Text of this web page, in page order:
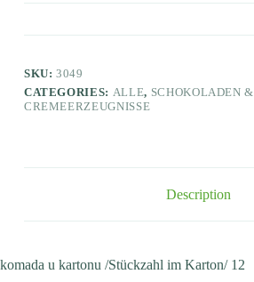
SKU:3049
CATEGORIES: ALLE, SCHOKOLADEN &
CREMEERZEUGNISSE
Description
komada u kartonu /Stückzahl im Karton/ 12